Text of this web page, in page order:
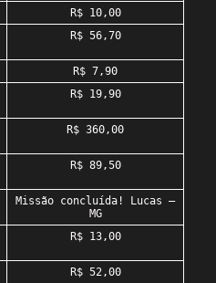
R$ 10,00
R$ 56,70
R$ 7,90
R$ 19,90
R$ 360,00
R$ 89,50
Missão concluída! Lucas –
MG
R$ 13,00
R$ 52,00